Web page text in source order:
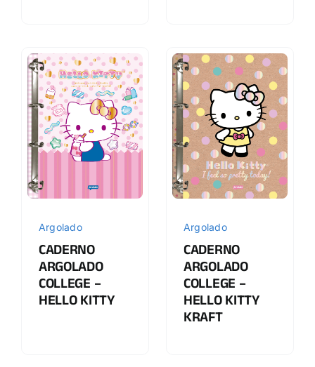
Argolado
CADERNO
ARGOLADO
COLLEGE –
HELLO KITTY
Argolado
CADERNO
ARGOLADO
COLLEGE –
HELLO KITTY
KRAFT